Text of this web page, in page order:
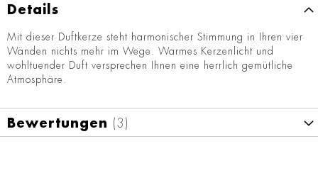
Details
Mit dieser Duftkerze steht harmonischer Stimmung in Ihren vier
Wänden nichts mehr im Wege. Warmes Kerzenlicht und
wohltuender Duft versprechen Ihnen eine herrlich gemütliche
Atmosphäre.
Bewertungen 3